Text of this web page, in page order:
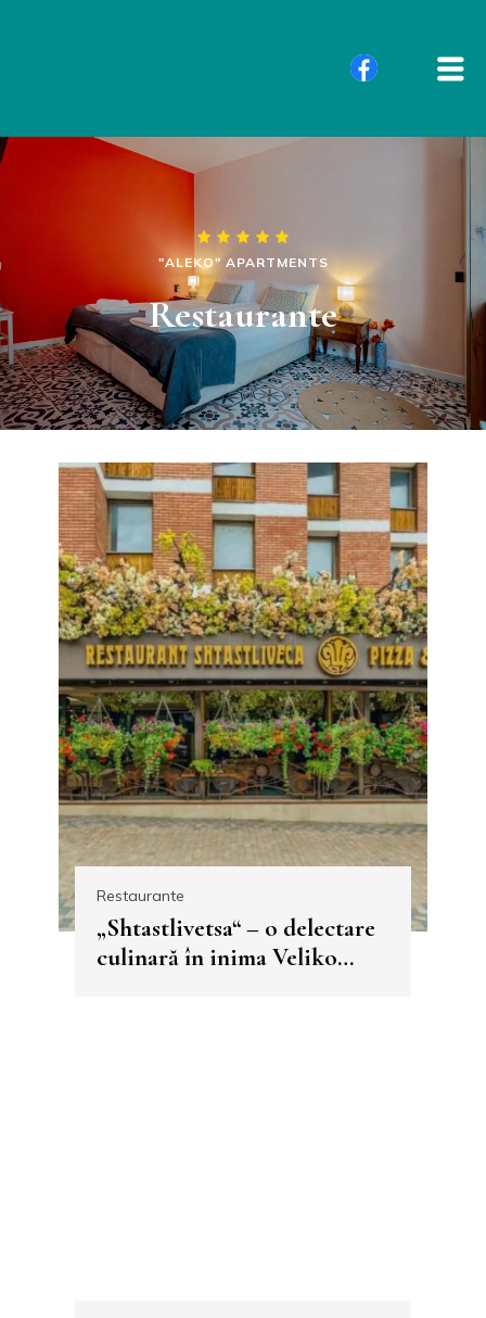
"ALEKO" APARTMENTS
Restaurante
Restaurante
„Shtastlivetsa“ – o delectare
culinară în inima Veliko